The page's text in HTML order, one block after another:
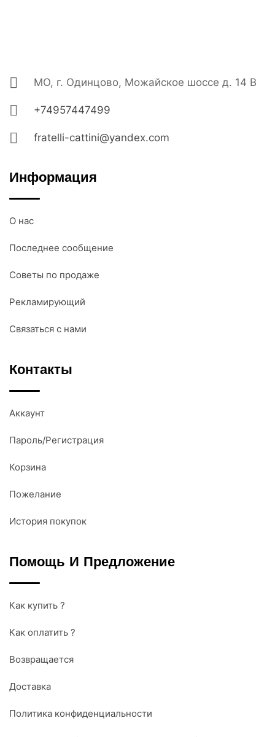
МО, г. Одинцово, Можайское шоссе д. 14 В
+74957447499
fratelli-cattini@yandex.com
Информация
О нас
Последнее сообщение
Советы по продаже
Рекламирующий
Связаться с нами
Контакты
Аккаунт
Пароль/Регистрация
Корзина
Пожелание
История покупок
Помощь И Предложение
Как купить ?
Как оплатить ?
Возвращается
Доставка
Политика конфиденциальности